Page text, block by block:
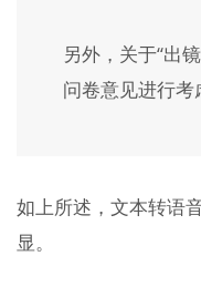
另外，关于“出
问卷意见进行考
如上所述，文本转语
显。